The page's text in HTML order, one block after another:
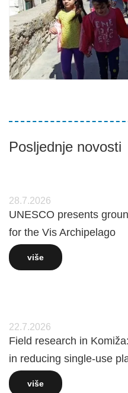
Posljednje novosti
28.7.2026
UNESCO presents
for the Vis Archipelago
više
22.7.2026
Field research in
in reducing single-use
više